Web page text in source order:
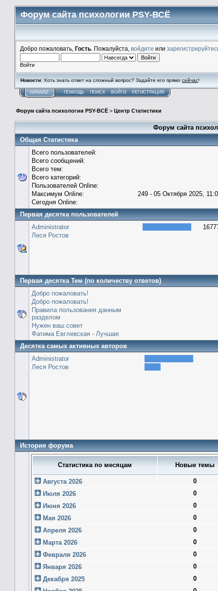
Форум сайта психологии PSY-ВСЁ
Добро пожаловать, Гость . Пожалуйста, войдите или
Войти
Новости: Хоть знать ответ на сложный вопрос? Задайте его прямо сейчас!
НАЧАЛО ПОМОЩЬ ПОИСК ВОЙТИ РЕГИСТРАЦИЯ
Форум сайта психологии PSY-ВСЁ > Центр Статистики
Форум сайта
Общая Статистика
Всего пользователей:
Всего сообщений:
Всего тем:
Всего категорий:
Пользователей Online:
Максимум Online:
249 - 05 Октября 2025,
Сегодня Online:
Первая десятка пользователей
Administrator
Леся Ростов
Первая десятка Тем (по количеству ответов)
Добро пожаловать!
Добро пожаловать!
Правила пользования данным
разделом
Нужен ваш совет
Фатима Евглевская - Лучшая
Десятка самых активных авторов
Administrator
Леся Ростов
История форума
Статистика по месяцам Новые темы
Августа 2026
0
Июля 2026
0
Июня 2026
0
Мая 2026
0
Апреля 2026
0
Марта 2026
0
Февраля 2026
0
Января 2026
0
Декабря 2025
0